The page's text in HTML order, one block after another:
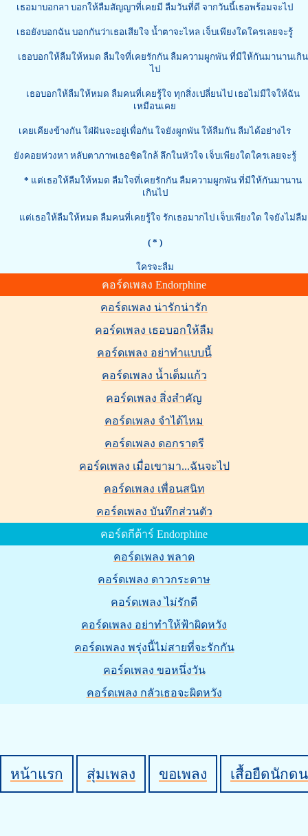
เธอมาบอกลา บอกให้ลืมสัญญาที่เคยมี ลืมวันที่ดี จากวันนี้เธอพร้อมจะไป
เธอยังบอกฉัน บอกกันว่าเธอเสียใจ น้ำตาจะไหล เจ็บเพียงใดใครเลยจะรู้
เธอบอกให้ลืมให้หมด ลืมใจที่เคยรักกัน ลืมความผูกพัน ที่มีให้กันมานานเกิน
ไป
เธอบอกให้ลืมให้หมด ลืมคนที่เคยรู้ใจ ทุกสิ่งเปลี่ยนไป เธอไม่มีใจให้ฉัน
เหมือนเคย
เคยเคียงข้างกัน ใฝ่ฝันจะอยู่เพื่อกัน ใจยังผูกพัน ให้ลืมกัน ลืมได้อย่างไร
ยังคอยห่วงหา หลับตาภาพเธอชิดใกล้ ลึกในหัวใจ เจ็บเพียงใดใครเลยจะรู้
* แต่เธอให้ลืมให้หมด ลืมใจที่เคยรักกัน ลืมความผูกพัน ที่มีให้กันมานาน
เกินไป
แต่เธอให้ลืมให้หมด ลืมคนที่เคยรู้ใจ รักเธอมากไป เจ็บเพียงใด ใจยังไม่ลืม
( * )
ใครจะลืม
คอร์ดเพลง Endorphine
คอร์ดเพลง น่ารักน่ารัก
คอร์ดเพลง เธอบอกให้ลืม
คอร์ดเพลง อย่าทำแบบนี้
คอร์ดเพลง น้ำเต็มแก้ว
คอร์ดเพลง สิ่งสำคัญ
คอร์ดเพลง จำได้ไหม
คอร์ดเพลง ดอกราตรี
คอร์ดเพลง เมื่อเขามา...ฉันจะไป
คอร์ดเพลง เพื่อนสนิท
คอร์ดเพลง บันทึกส่วนตัว
คอร์ดกีต้าร์ Endorphine
คอร์ดเพลง พลาด
คอร์ดเพลง ดาวกระดาษ
คอร์ดเพลง ไม่รักดี
คอร์ดเพลง อย่าทำให้ฟ้าผิดหวัง
คอร์ดเพลง พรุ่งนี้ไม่สายที่จะรักกัน
คอร์ดเพลง ขอหนึ่งวัน
คอร์ดเพลง กลัวเธอจะผิดหวัง
หน้าแรก สุ่มเพลง ขอเพลง เสื้อยืดนักด